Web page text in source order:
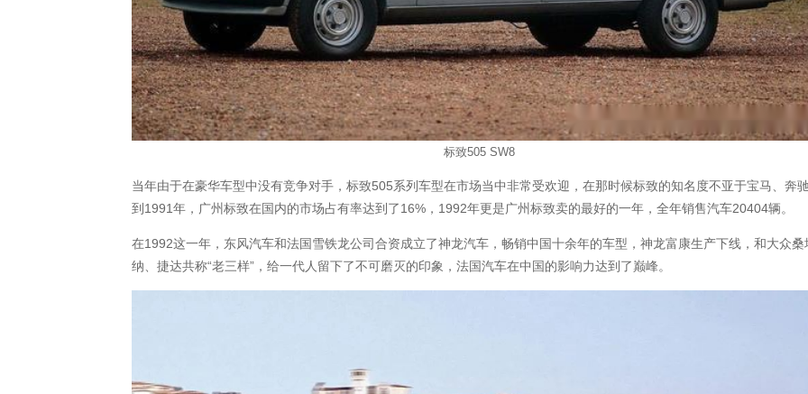
标致505 SW8
当年由于在豪华车型中没有竞争对手，标致505系列车型在市场当中非常受欢迎，在那时候标致的知名度不亚于宝马、奔
到1991年，广州标致在国内的市场占有率达到了16%，1992年更是广州标致卖的最好的一年，全年销售汽车20404辆。
在1992这一年，东风汽车和法国雪铁龙公司合资成立了神龙汽车，畅销中国十余年的车型，神龙富康生产下线，和大众桑
纳、捷达共称“老三样”，给一代人留下了不可磨灭的印象，法国汽车在中国的影响力达到了巅峰。